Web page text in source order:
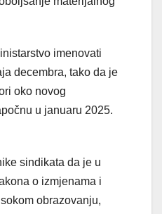
imenovati
decembra, tako da je
oko novog
u januaru 2025.
sindikata da je u
o izmjenama i
obrazovanju,